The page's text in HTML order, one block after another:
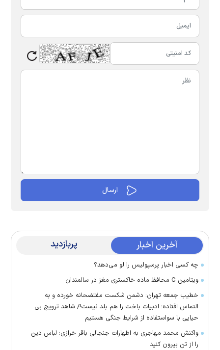
آخرین اخبار پربازدید
چه کسی اخبار پرسپولیس را لو می‌دهد؟
ویتامین C محافظ ماده خاکستری مغز در سالمندان
خطیب جمعه تهران: دشمن شکست مفتضحانه خورده و به
التماس افتاده؛ ادبیات باخت را هم بلد نیست!/ شاهد ترویج بی
حیایی با سواستفاده از شرایط جنگی هستیم
واکنش محمد مهاجری به اظهارات جنجالی باقر خرازی: لباس دین
را از تن بیرون کنید